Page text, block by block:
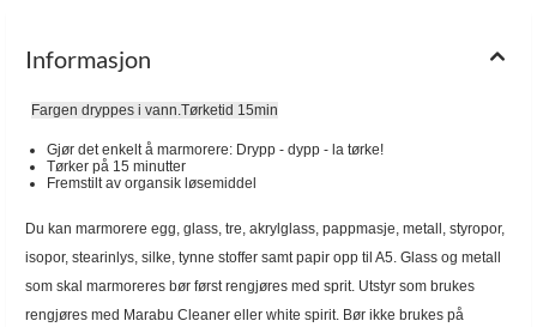
Informasjon
Fargen dryppes i vann.Tørketid 15min
Gjør det enkelt å marmorere: Drypp - dypp - la tørke!
Tørker på 15 minutter
Fremstilt av organsik løsemiddel
Du kan marmorere egg, glass, tre, akrylglass, pappmasje, metall, styropor,
isopor, stearinlys, silke, tynne stoffer samt papir opp til A5. Glass og metall
som skal marmoreres bør først rengjøres med sprit. Utstyr som brukes
rengjøres med Marabu Cleaner eller white spirit. Bør ikke brukes på